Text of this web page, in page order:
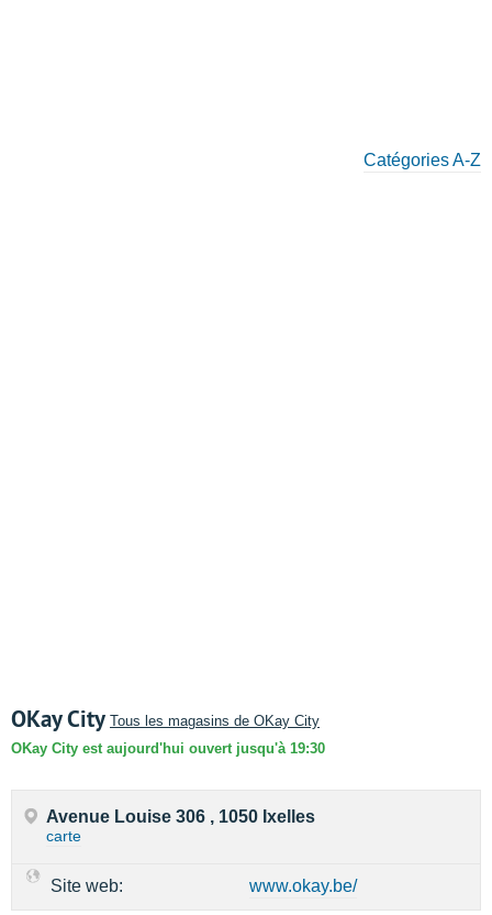
Catégories A-Z
OKay City Tous les magasins de OKay City
OKay City est aujourd'hui ouvert jusqu'à 19:30
Avenue Louise 306 , 1050 Ixelles
carte
Site web: www.okay.be/